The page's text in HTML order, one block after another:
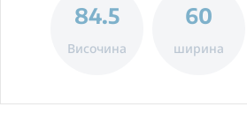
84.5
Височина
60
ширина